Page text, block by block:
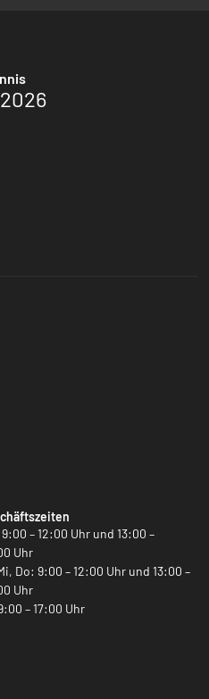
– 12:00 Uhr und 13:00 –
Uhr
Do: 9:00 – 12:00 Uhr und 13:00 –
Uhr
– 17:00 Uhr